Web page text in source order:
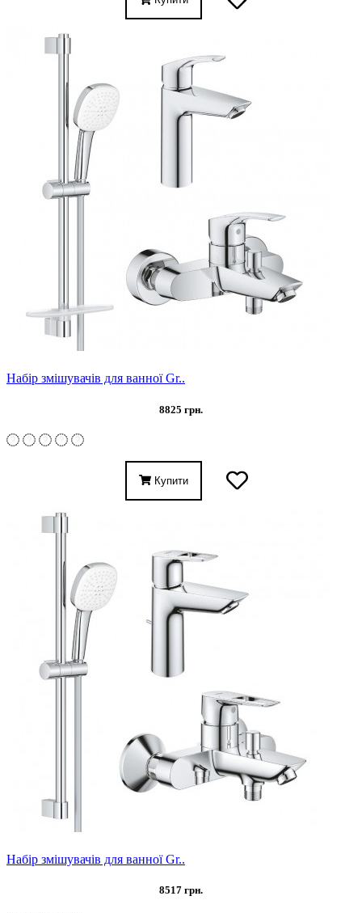
Набір змішувачів для ванної Gr..
8825 грн.
Купити
Набір змішувачів для ванної Gr..
8517 грн.